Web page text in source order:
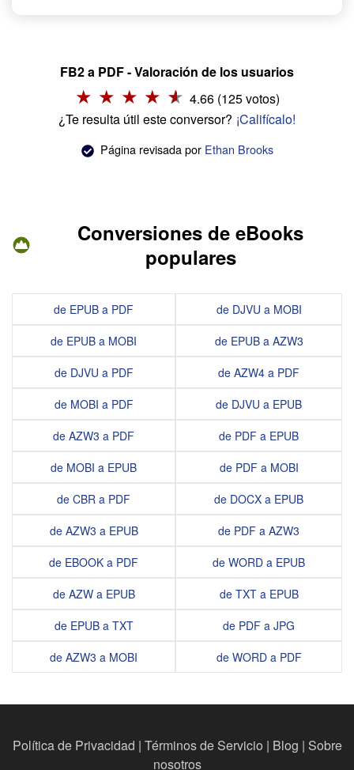
FB2 a PDF - Valoración de los usuarios
4.66 (125 votos)
¿Te resulta útil este conversor? ¡Califícalo!
Página revisada por Ethan Brooks
Conversiones de eBooks
populares
de EPUB a PDF
de EPUB a MOBI
de DJVU a PDF
de MOBI a PDF
de AZW3 a PDF
de MOBI a EPUB
de CBR a PDF
de AZW3 a EPUB
de EBOOK a PDF
de AZW a EPUB
de EPUB a TXT
de AZW3 a MOBI
de DJVU a MOBI
de EPUB a AZW3
de AZW4 a PDF
de DJVU a EPUB
de PDF a EPUB
de PDF a MOBI
de DOCX a EPUB
de PDF a AZW3
de WORD a EPUB
de TXT a EPUB
de PDF a JPG
de WORD a PDF
Política de Privacidad | Términos de Servicio | Blog | Sobre
nosotros